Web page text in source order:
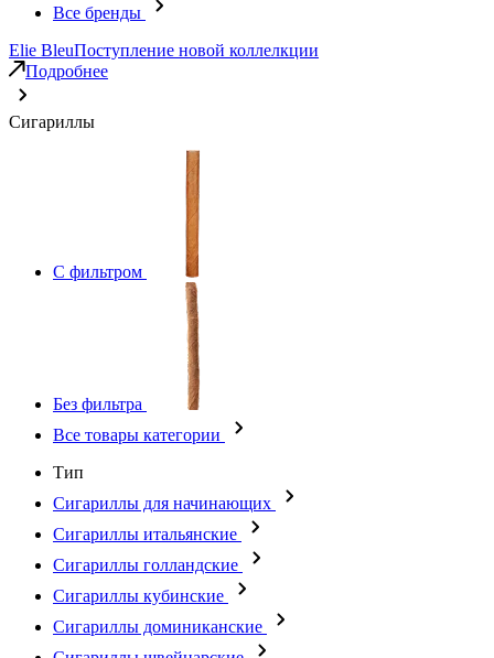
Все бренды
Elie BleuПоступление новой коллелкции
Подробнее
Сигариллы
С фильтром
Без фильтра
Все товары категории
Тип
Сигариллы для начинающих
Сигариллы итальянские
Сигариллы голландские
Сигариллы кубинские
Сигариллы доминиканские